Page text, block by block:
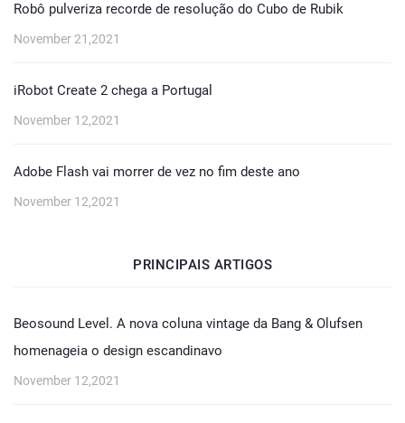
Robô pulveriza recorde de resolução do Cubo de Rubik
November 21,2021
iRobot Create 2 chega a Portugal
November 12,2021
Adobe Flash vai morrer de vez no fim deste ano
November 12,2021
PRINCIPAIS ARTIGOS
Beosound Level. A nova coluna vintage da Bang & Olufsen
homenageia o design escandinavo
November 12,2021